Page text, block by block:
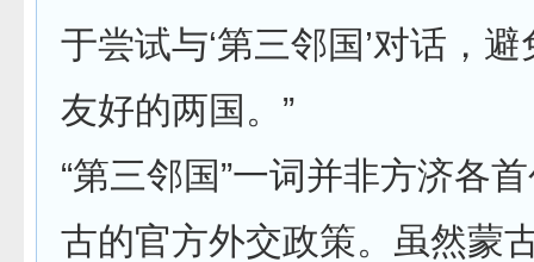
于尝试与‘第三邻国’对话，
友好的两国。”
“第三邻国”一词并非方济各
古的官方外交政策。虽然蒙